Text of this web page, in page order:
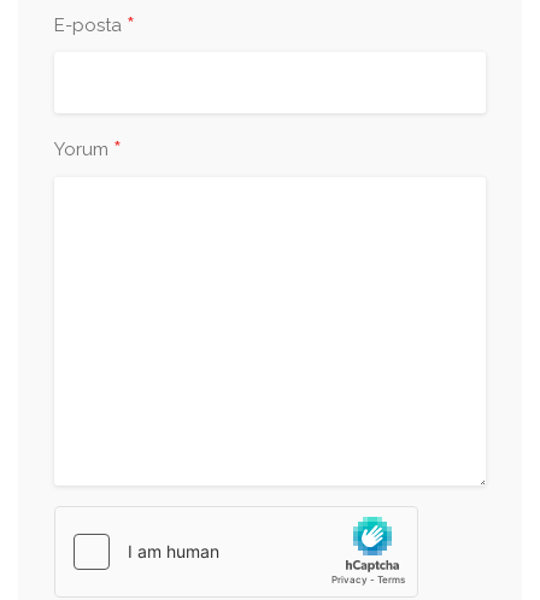
E-posta *
Yorum *